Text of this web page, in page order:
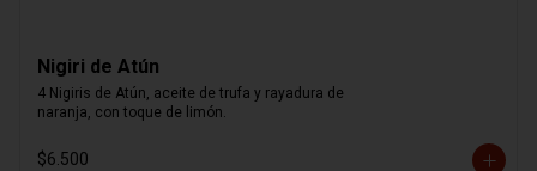
Nigiri de Atún
4 Nigiris de Atún, aceite de trufa y rayadura de
naranja, con toque de limón.
$6.500